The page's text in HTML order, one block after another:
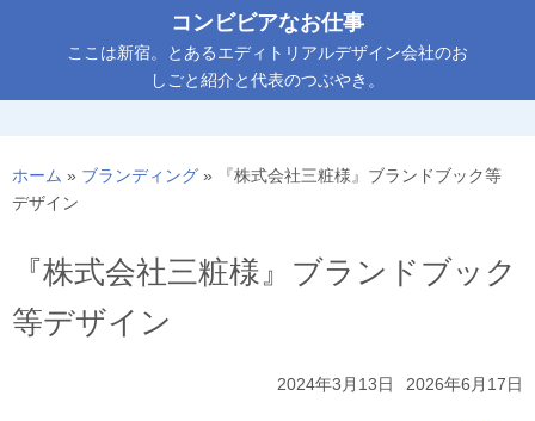
ン
へ
ス
コンビビアなお仕事
ここは新宿。とあるエディトリアルデザイン会社のお
しごと紹介と代表のつぶやき。
ホーム » ブランディング »
『株式会社三粧様』ブランドブック等
デザイン
『株式会社三粧様』ブランドブック
等デザイン
2024年3月13日 2026年6月17日